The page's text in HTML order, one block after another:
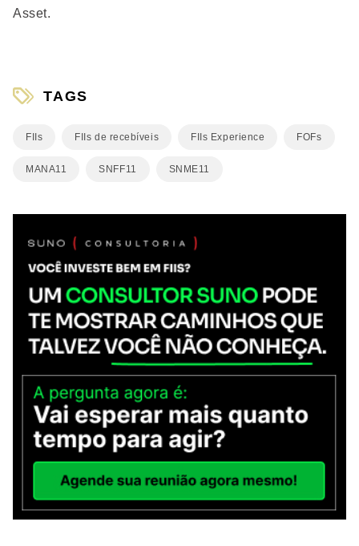
Asset.
TAGS
FIIs FIIs de recebíveis FIIs Experience FOFs
MANA11 SNFF11 SNME11